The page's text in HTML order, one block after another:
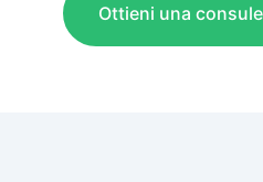
Ottieni una